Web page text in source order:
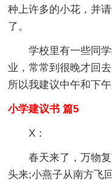
种上许多的小花，并
了。
学校里有一些同
业，常常到很晚才回
所以我建议中午和下
小学建议书 篇5
X：
春天来了，万物
头来;小燕子从南方飞